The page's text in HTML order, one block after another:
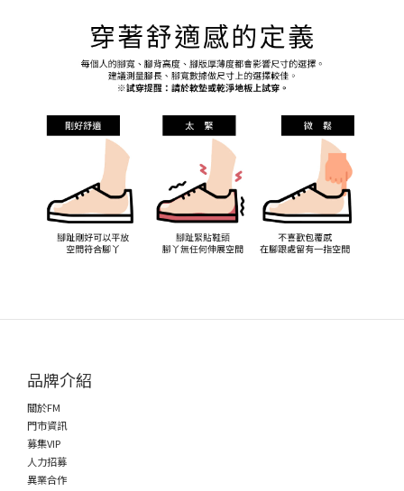
品牌介紹
關於FM
門市資訊
募集VIP
人力招募
異業合作